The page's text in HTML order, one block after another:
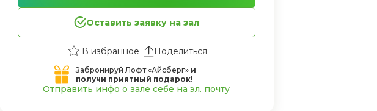
Оставить заявку на зал
Поделиться
Забронируй Лофт «Айсберг» и
получи приятный подарок!
Отправить инфо о зале себе на эл. почту